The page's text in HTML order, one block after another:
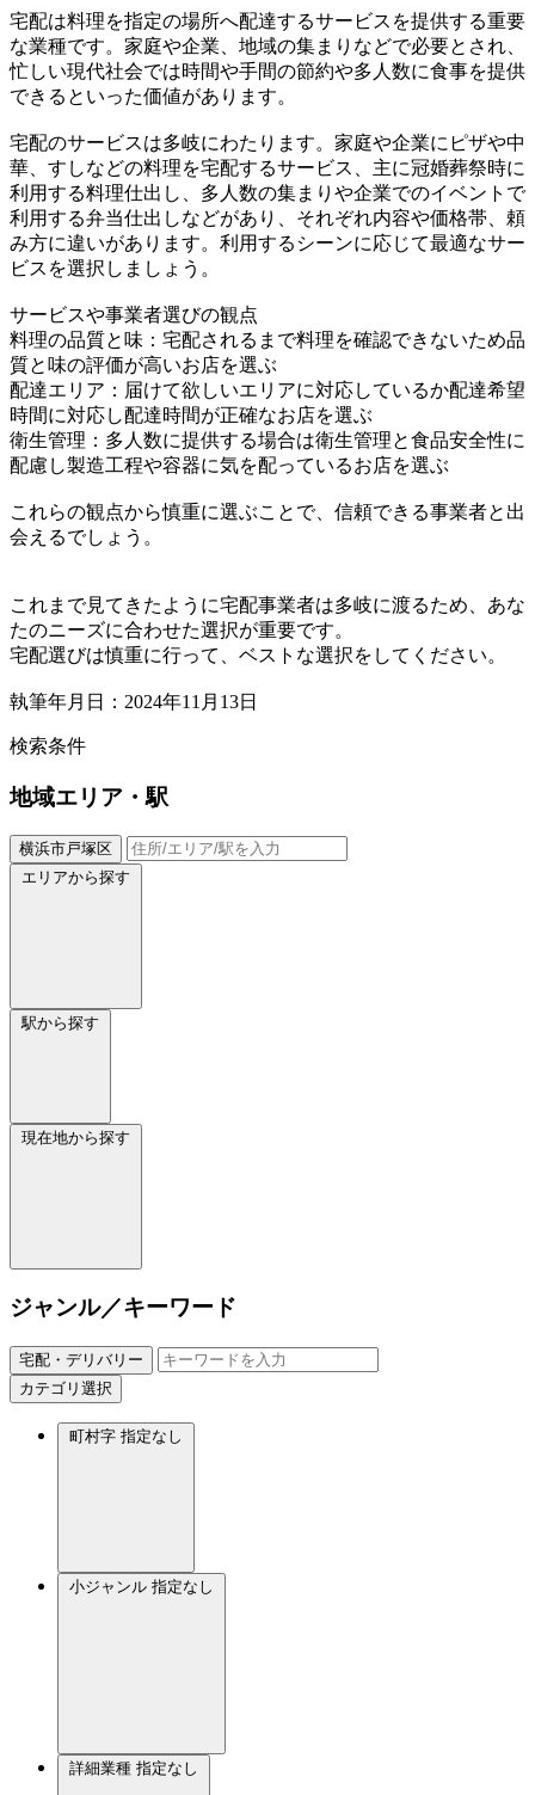
宅配は料理を指定の場所へ配達するサービスを提供する重要
な業種です。家庭や企業、地域の集まりなどで必要とされ、
忙しい現代社会では時間や手間の節約や多人数に食事を提供
できるといった価値があります。
宅配のサービスは多岐にわたります。家庭や企業にピザや中
華、すしなどの料理を宅配するサービス、主に冠婚葬祭時に
利用する料理仕出し、多人数の集まりや企業でのイベントで
利用する弁当仕出しなどがあり、それぞれ内容や価格帯、頼
み方に違いがあります。利用するシーンに応じて最適なサー
ビスを選択しましょう。
サービスや事業者選びの観点
料理の品質と味：宅配されるまで料理を確認できないため品
質と味の評価が高いお店を選ぶ
配達エリア：届けて欲しいエリアに対応しているか配達希望
時間に対応し配達時間が正確なお店を選ぶ
衛生管理：多人数に提供する場合は衛生管理と食品安全性に
配慮し製造工程や容器に気を配っているお店を選ぶ
これらの観点から慎重に選ぶことで、信頼できる事業者と出
会えるでしょう。
これまで見てきたように宅配事業者は多岐に渡るため、あな
たのニーズに合わせた選択が重要です。
宅配選びは慎重に行って、ベストな選択をしてください。
執筆年月日：2024年11月13日
検索条件
地域エリア・駅
横浜市戸塚区
エリアから探す
駅から探す
現在地から探す
ジャンル／キーワード
宅配・デリバリー
カテゴリ選択
町村字 指定なし
小ジャンル 指定なし
詳細業種 指定なし